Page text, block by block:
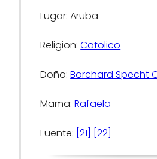
Lugar: Aruba
Religion:Catolico
Doño:Borchard Specht
Mama:Rafaela
Fuente: [21] [22]